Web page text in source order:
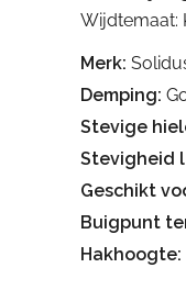
Wijdtemaat:
Merk:
Demping:
Stevige
Stevigheid
Geschikt
Buigpunt
Hakhoogte: